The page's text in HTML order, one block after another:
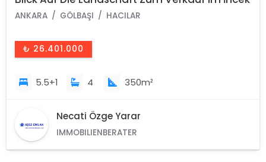
Loft-Komplex
ANKARA GÖLBAŞI HACILAR
₺ 26.401.000
5.5+1 4 350m²
Necati Özge Yarar
IMMOBILIENBERATER